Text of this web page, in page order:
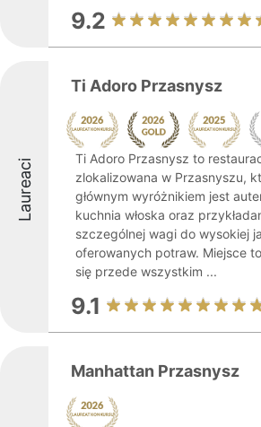
9.2
Laureaci
Ti Adoro Przasnysz
Ti Adoro Przasnysz to
zlokalizowana w Przasnyszu,
głównym wyróżnikiem jest
kuchnia włoska oraz
szczególnej wagi do wysokiej
oferowanych potraw. Miejsce
się przede wszystkim ...
9.1
Manhattan Przasnysz